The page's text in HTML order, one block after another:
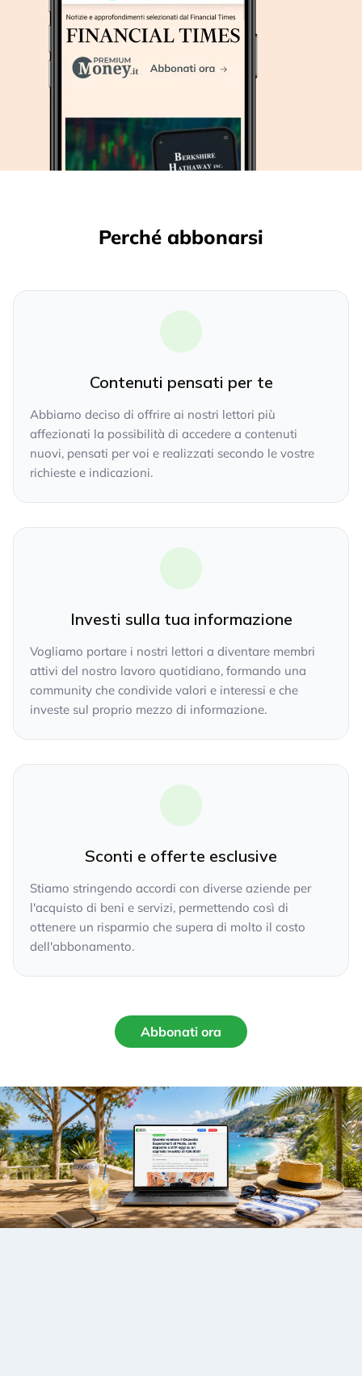
Perché abbonarsi
Contenuti pensati per te
Abbiamo deciso di offrire ai nostri lettori più
affezionati la possibilità di accedere a contenuti
nuovi, pensati per voi e realizzati secondo le vostre
richieste e indicazioni.
Investi sulla tua informazione
Vogliamo portare i nostri lettori a diventare membri
attivi del nostro lavoro quotidiano, formando una
community che condivide valori e interessi e che
investe sul proprio mezzo di informazione.
Sconti e offerte esclusive
Stiamo stringendo accordi con diverse aziende per
l'acquisto di beni e servizi, permettendo così di
ottenere un risparmio che supera di molto il costo
dell'abbonamento.
Abbonati ora